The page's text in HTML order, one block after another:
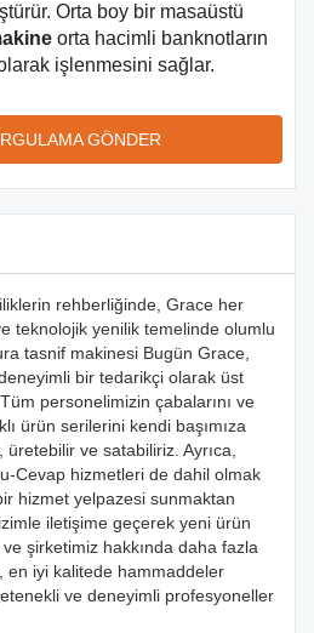
Orta boy bir masaüstü
orta hacimli banknotların
işlenmesini sağlar.
GÖNDER
rehberliğinde, Grace her
teknolojik yenilik temelinde olumlu
tasnif makinesi Bugün Grace,
bir tedarikçi olarak üst
personelimizin çabalarını ve
ürün serilerini kendi başımıza
ve satabiliriz. Ayrıca,
Cevap hizmetleri de dahil olmak
hizmet yelpazesi sunmaktan
iletişime geçerek yeni ürün
şirketimiz hakkında daha fazla
en iyi kalitede hammaddeler
ve deneyimli profesyoneller